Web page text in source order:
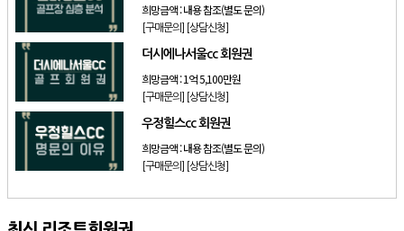
희망금액 :내용 참조(별도 문의)
[구매문의] [상담신청]
더시에나서울cc 회원권
희망금액 :1억 5,100만원
[구매문의] [상담신청]
우정힐스cc 회원권
희망금액 :내용 참조(별도 문의)
[구매문의] [상담신청]